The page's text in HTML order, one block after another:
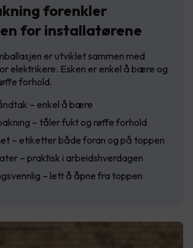
forenkler
for installatørene
er utviklet sammen med
elektrikere. Esken er enkel å bære og
forhold.
– enkel å bære
– tåler fukt og røffe forhold
– etiketter både foran og på toppen
– praktisk i arbeidshverdagen
– lett å åpne fra toppen